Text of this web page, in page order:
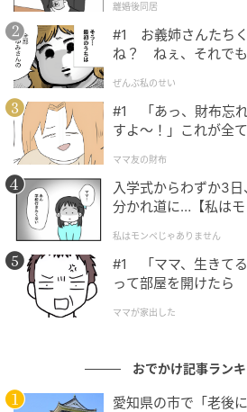
スペシャルなオリジナルビジ
期間中、SHIBUYA109渋谷店の外
内外に、『Disney Stitch SUMMER
平成プリ風デザインオリジナル
ほかにもエントランスの大型サイ
ランブル交差点の街頭ビジョンな
ベントのオリジナル動画が放映さ
館内の人気ブランドにてス
を先行販売
離婚後同居
#1 お義姉さんたち
ね？ ねぇ、それで
ぜんぶ私のせい
#1 「あっ、財布忘
すよ〜！」これが全
ママ友の財布
入学式からわずか3
分かれ道に…【私は
私はモンペじゃありません
#1 「ママ、生きて
って部屋を開けたら
ママが家出した
おでかけ記事ラン
愛知県の市で「老後